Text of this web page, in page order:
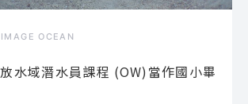
OCEAN
水域潛水員課程 (OW)當作國小畢